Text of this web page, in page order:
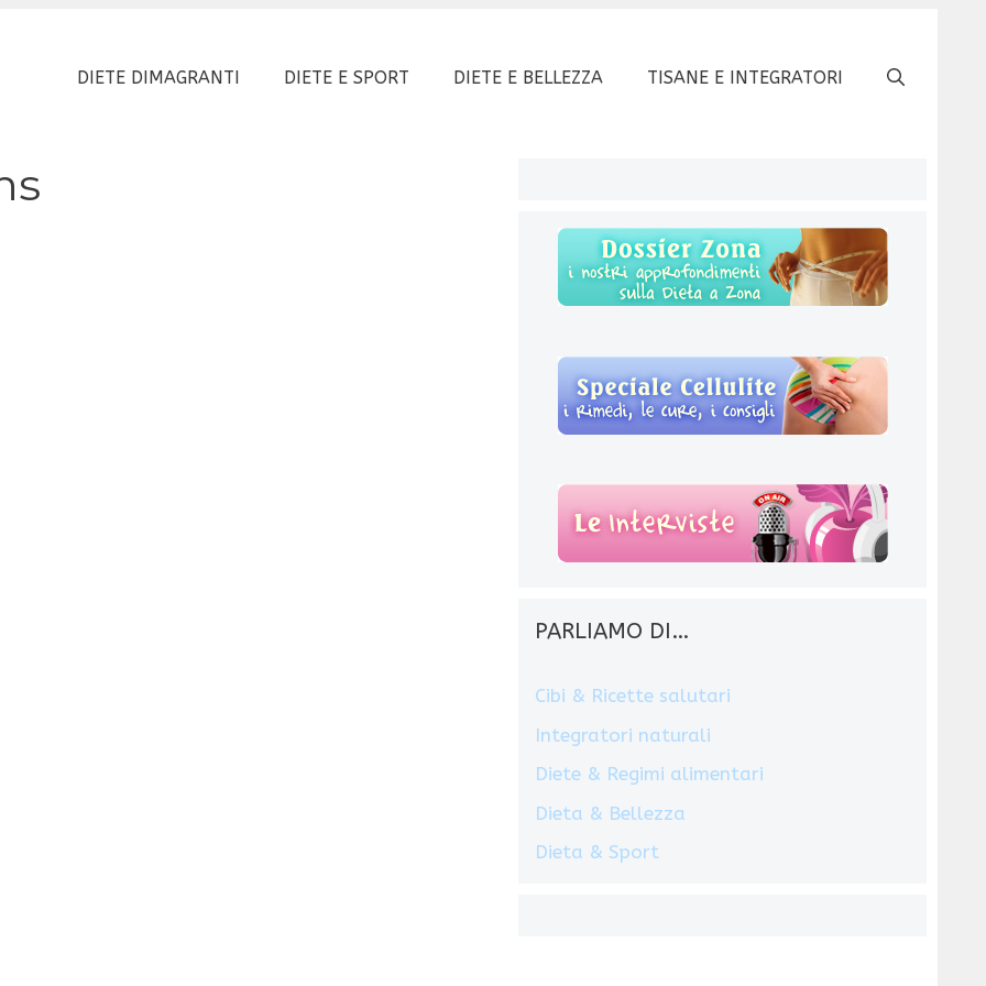
DIETE DIMAGRANTI DIETE E SPORT DIETE E BELLEZZA TISANE E INTEGRATORI
PARLIAMO DI…
Cibi & Ricette salutari
Integratori naturali
Diete & Regimi alimentari
Dieta & Bellezza
Dieta & Sport